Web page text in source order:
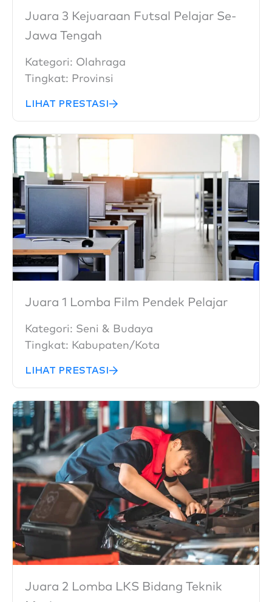
Juara 3 Kejuaraan Futsal Pelajar Se-
Jawa Tengah
Kategori: Olahraga
Tingkat: Provinsi
LIHAT PRESTASI
Juara 1 Lomba Film Pendek Pelajar
Kategori: Seni & Budaya
Tingkat: Kabupaten/Kota
LIHAT PRESTASI
Juara 2 Lomba LKS Bidang Teknik